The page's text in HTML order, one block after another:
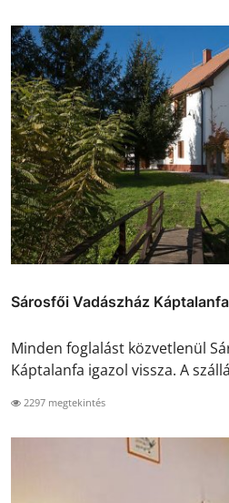
Sárosfői Vadászház Káptalanfa
Minden foglalást közvetlenül
Káptalanfa igazol vissza. A
2297 megtekintés